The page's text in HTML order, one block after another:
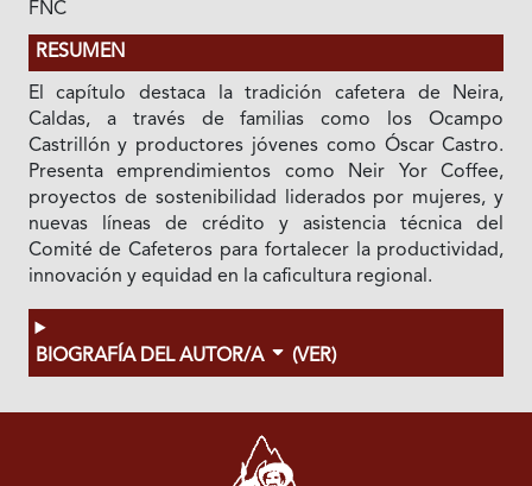
FNC
RESUMEN
El capítulo destaca la tradición cafetera de Neira,
Caldas, a través de familias como los Ocampo
Castrillón y productores jóvenes como Óscar Castro.
Presenta emprendimientos como Neir Yor Coffee,
proyectos de sostenibilidad liderados por mujeres, y
nuevas líneas de crédito y asistencia técnica del
Comité de Cafeteros para fortalecer la productividad,
innovación y equidad en la caficultura regional.
BIOGRAFÍA DEL AUTOR/A (VER)